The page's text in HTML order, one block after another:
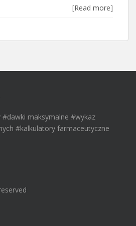
[Read more]
maksymalne #wykaz
#kalkulatory farmaceutyczne